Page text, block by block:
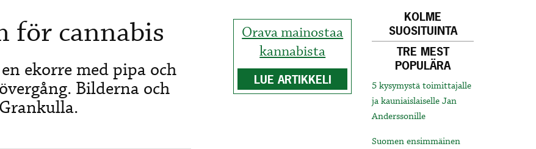
Orava mainostaa
kannabista
LUE ARTIKKELI
för cannabis
ekorre med pipa och
Bilderna och
KOLME
SUOSITUINTA
TRE MEST
POPULÄRA
5 kysymystä toimittajalle
ja kauniaislaiselle Jan
Anderssonille
Suomen ensimmäinen